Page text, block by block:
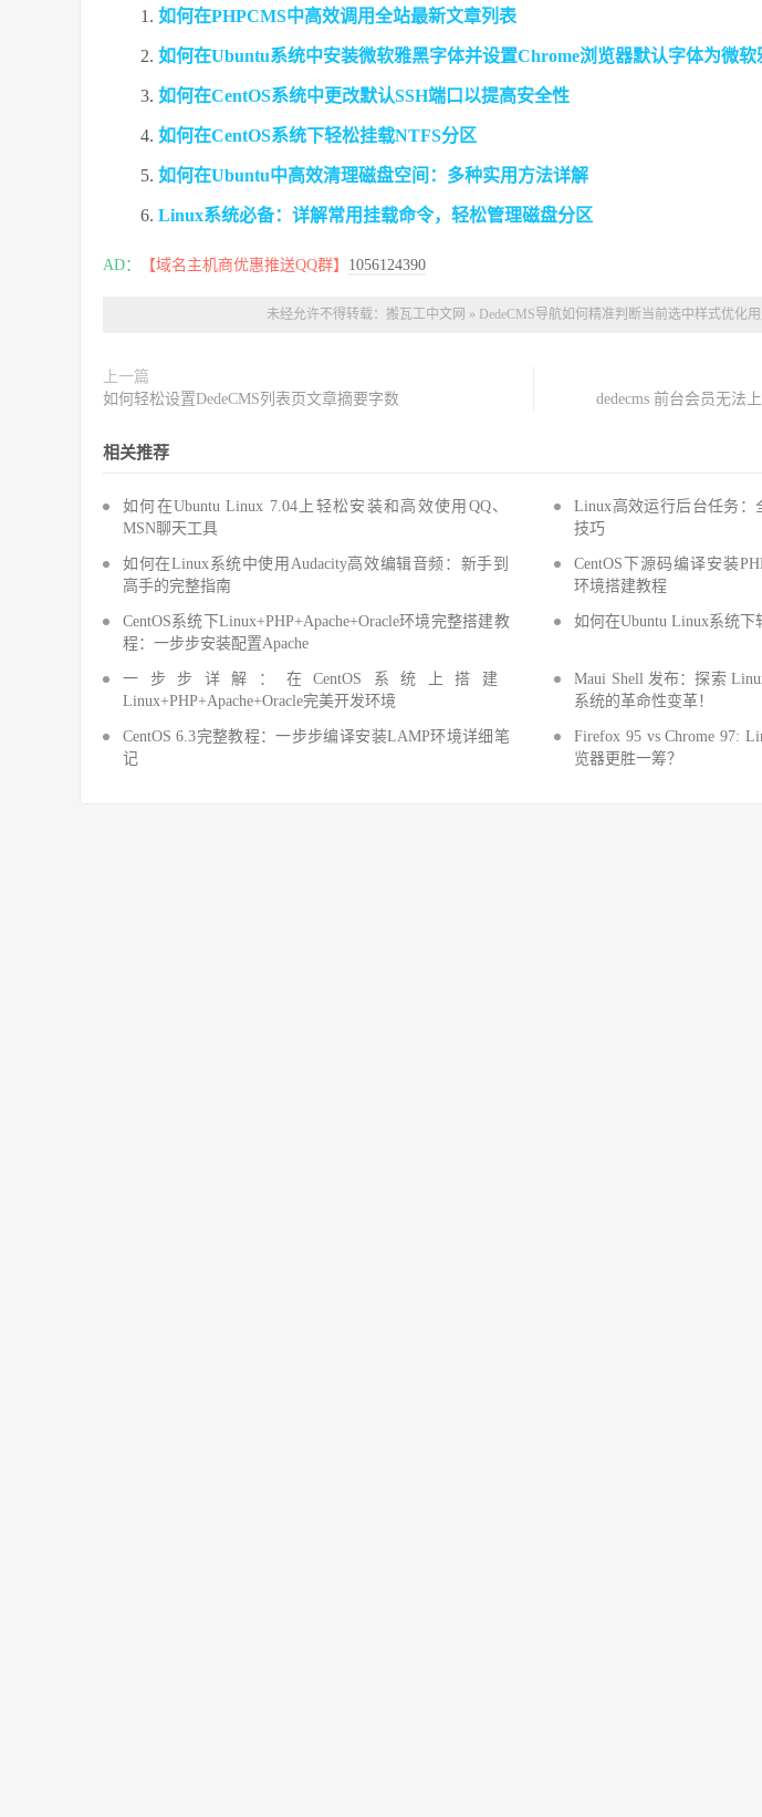
如何在PHPCMS中高效调用全站最新文章列表
如何在Ubuntu系统中安装微软雅黑字体并设置Chrome浏览器默认字体为微软
如何在CentOS系统中更改默认SSH端口以提高安全性
如何在CentOS系统下轻松挂载NTFS分区
如何在Ubuntu中高效清理磁盘空间：多种实用方法详解
Linux系统必备：详解常用挂载命令，轻松管理磁盘分区
AD： 【域名主机商优惠推送QQ群】 1056124390
未经允许不得转载： 搬瓦工中文网 » DedeCMS导航如何精准判断当前选中样式优化
上一篇
如何轻松设置DedeCMS列表页文章摘要字数
dedecms 前台会员无法
相关推荐
如何在Ubuntu Linux 7.04上轻松安装和高效使用QQ、
MSN聊天工具
Linux高效运行后台任务：
技巧
如何在Linux系统中使用Audacity高效编辑音频：新手到
高手的完整指南
CentOS下源码编译安装
环境搭建教程
CentOS系统下Linux+PHP+Apache+Oracle环境完整搭建教
程：一步步安装配置Apache
如何在Ubuntu Linux系统
一步步详解：在CentOS系统上搭建
Linux+PHP+Apache+Oracle完美开发环境
Maui Shell 发布：探索
系统的革命性变革！
CentOS 6.3完整教程：一步步编译安装LAMP环境详细笔
记
Firefox 95 vs Chrome 97:
览器更胜一筹？